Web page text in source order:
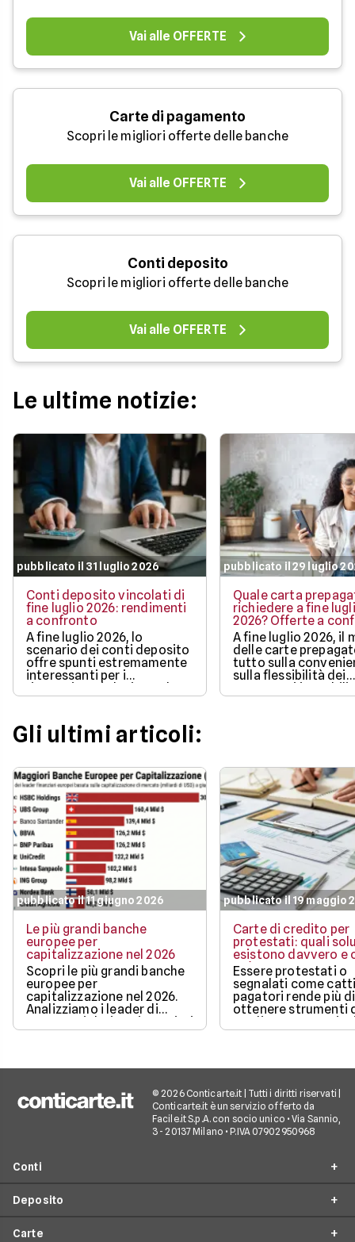
Vai alle OFFERTE
Carte di pagamento
Scopri le migliori offerte delle banche
Vai alle OFFERTE
Conti deposito
Scopri le migliori offerte delle banche
Vai alle OFFERTE
Le ultime notizie:
pubblicato il 31 luglio 2026
Conti deposito vincolati di
fine luglio 2026: rendimenti
a confronto
A fine luglio 2026, lo
scenario dei conti deposito
offre spunti estremamente
interessanti per i
risparmiatori che intendono
proteggere l'efficacia dei
pubblicato il 29 luglio
Quale carta
richiedere a fine
2026? Offerte a
A fine luglio 2026, il
delle carte
tutto sulla
sulla flessibilità dei
pagamenti in
bonus di benvenuto
Gli ultimi articoli:
pubblicato il 11 giugno 2026
Le più grandi banche
europee per
capitalizzazione nel 2026
Scopri le più grandi banche
europee per
capitalizzazione nel 2026.
Analizziamo i leader di
mercato, i dati aggiornati e i
fattori chiave che guidano il
pubblicato il 19 maggio
Carte di credito per
protestati: quali
esistono davvero e
può ottenere
Essere protestati o
segnalati come
pagatori rende più
ottenere strumenti
credito, ma non
restare
© 2026 Conticarte.it | Tutti i diritti riservati |
Conticarte.it è un servizio offerto da
Facile.it S.p.A. con socio unico • Via Sannio,
3 - 20137 Milano • P.IVA 07902950968
Conti
Conto corrente
Migliori conti correnti
Deposito
Carte